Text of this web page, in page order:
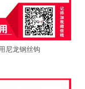
尼龙钢丝钩